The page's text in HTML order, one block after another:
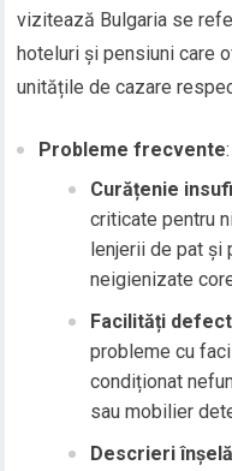
vizitează Bulgaria se
hoteluri și pensiuni care
unitățile de cazare
Probleme frecvente:
Curățenie
criticate pentru
lenjerii de pat și
neigienizate
Facilități
probleme cu
condiționat
sau mobilier
Descrieri